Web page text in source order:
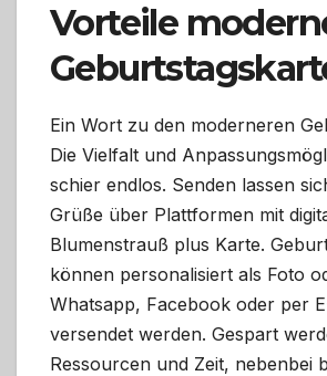
Vorteile
Ein Wort zu den moderneren
Die Vielfalt und
schier endlos. Senden lassen
Grüße über Plattformen mit
Blumenstrauß plus Karte.
können personalisiert als Foto
Whatsapp, Facebook oder per
versendet werden. Gespart
Ressourcen und Zeit, nebenbei